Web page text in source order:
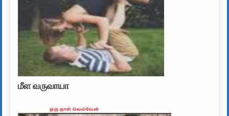
மீள வருவாயா